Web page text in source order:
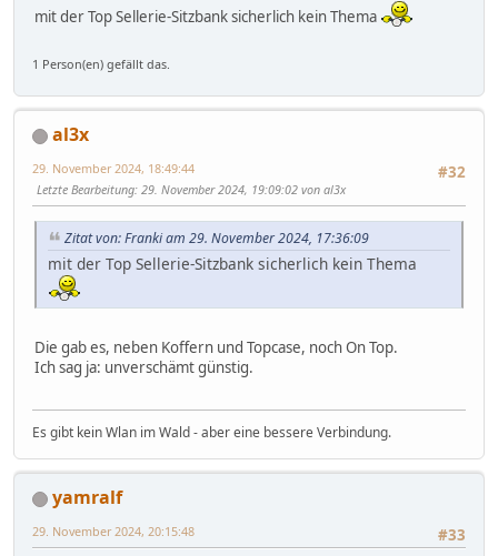
mit der Top Sellerie-Sitzbank sicherlich kein Thema
1 Person(en) gefällt das.
al3x
#32
29. November 2024, 18:49:44
Letzte Bearbeitung: 29. November 2024, 19:09:02 von al3x
Zitat von: Franki am 29. November 2024, 17:36:09
mit der Top Sellerie-Sitzbank sicherlich kein Thema
Die gab es, neben Koffern und Topcase, noch On Top.
Ich sag ja: unverschämt günstig.
Es gibt kein Wlan im Wald - aber eine bessere Verbindung.
yamralf
#33
29. November 2024, 20:15:48